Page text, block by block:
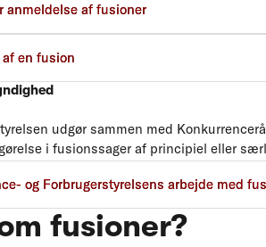
anmeldelse af fusioner
en fusion
udgør sammen med
i fusionssager af principiel eller
og Forbrugerstyrelsens arbejde med
fusioner?